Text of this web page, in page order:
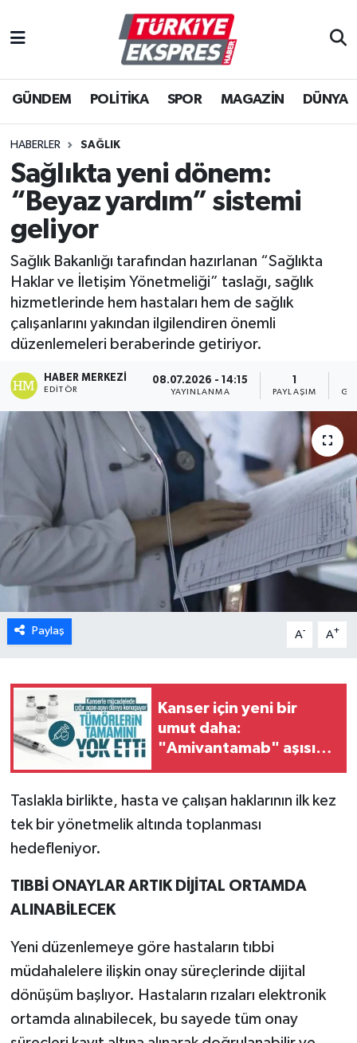
GÜNDEM POLİTİKA SPOR MAGAZİN DÜNYA
HABERLER SAĞLIK
Sağlıkta yeni dönem:
“Beyaz yardım” sistemi
geliyor
Sağlık Bakanlığı tarafından hazırlanan “Sağlıkta
Haklar ve İletişim Yönetmeliği” taslağı, sağlık
hizmetlerinde hem hastaları hem de sağlık
çalışanlarını yakından ilgilendiren önemli
düzenlemeleri beraberinde getiriyor.
HABER MERKEZI
EDITÖR
08.07.2026 - 14:15
YAYINLANMA
1
PAYLAŞIM
Paylaş A- A+
Kanser için yeni bir
umut daha:
"Amivantamab" aşısı
Taslakla birlikte, hasta ve çalışan haklarının ilk kez
tek bir yönetmelik altında toplanması
hedefleniyor.
TIBBİ ONAYLAR ARTIK DİJİTAL ORTAMDA
ALINABİLECEK
Yeni düzenlemeye göre hastaların tıbbi
müdahalelere ilişkin onay süreçlerinde dijital
dönüşüm başlıyor. Hastaların rızaları elektronik
ortamda alınabilecek, bu sayede tüm onay
İstanbul Nöbetçi Eczaneler
İstanbul Hava Durumu
İstanbul Namaz Vakitleri
İstanbul Trafik Yoğunluk Haritası
Süper Lig Puan Durumu ve Fikstür
Tüm Manşetler
Son Dakika Haberleri
Haber Arşivi